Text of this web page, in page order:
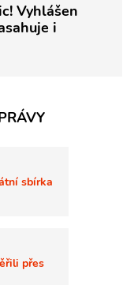
Vyhlášen
i
sbírka
přes